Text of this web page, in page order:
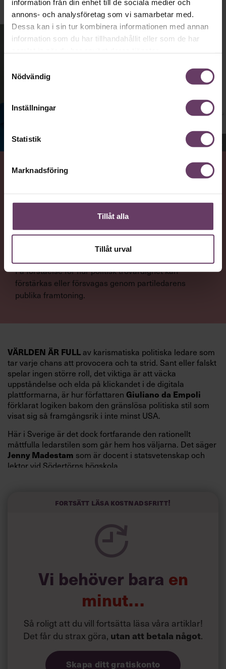
information från din enhet till de sociala medier och
annons- och analysföretag som vi samarbetar med.
Dessa kan i sin tur kombinera informationen med annan
information som du har tillhandahållit eller som de har
Nödvändig
Inställningar
Statistik
Marknadsföring
Tillåt alla
Tillåt urval
högskola, går igenom vilka egenskaper svenska
väljare värderar hos en partiledare.
Få förståelse för hur politisk trovärdighet kan
förstärkas eller försvagas genom partiledarens
publika framtoning.
Jenny Madestam, docent i statsvetenskap.
VÄRLDEN ÄR FULLav karismatiska politiska ledare som
tar varje chans att provocera och ta strid. Sant eller falskt
spelar ingen större roll, det viktiga är att väcka
uppståndelse och elda på klickandet i de digitala
plattformarna, är hur författaren Giuliano da Empoli
förklarat logiken bakom den gränslösa politiska stil som
visat sig så framgångsrik i inte minst USA.
Här i Sverige är det dock fortfarande den rationellt
måttfulla ledarstilen som går hem hos väljarna. Det säger
Jenny Madestam som är docent i statsvetenskap och
lektor vid Södertörns högskola.
kompetenta och stå med båda fötterna på jorden. Hellre
spelevink i högklackat, är hur jag brukar sammanfatta de
önskningar som svenskarna för fram i undersökningar.”
Siri Wikander: ”Led som i
Fortsätt läsa kostnadsfritt!
Vi behöver bara en
minut…
Så roligt att du vill fortsätta läsa våra artiklar!
Det får du strax göra, utan att betala något.
Skapa ditt gratiskonto